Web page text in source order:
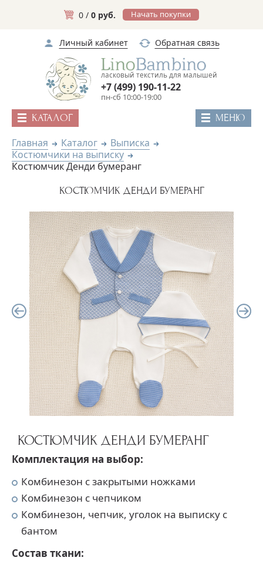
0 / 0 руб. Начать покупки
Личный кабинет Обратная связь
ласковый текстиль для малышей
пн-сб 10:00-19:00
+7 (499) 190-11-22
КАТАЛОГ МЕНЮ
Главная Каталог
Выписка
Костюмчики на выписку
Костюмчик Денди бумеранг
КОСТЮМЧИК ДЕНДИ БУМЕРАНГ
КОСТЮМЧИК ДЕНДИ БУМЕРАНГ
Комплектация на выбор:
Комбинезон с закрытыми ножками
Комбинезон с чепчиком
Комбинезон, чепчик, уголок на выписку с
бантом
Состав ткани: